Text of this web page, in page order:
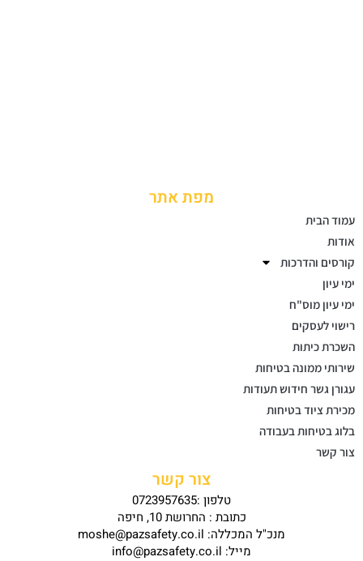
מפת אתר
עמוד הבית
אודות
קורסים והדרכות
ימי עיון
ימי עיון מוס"ח
רישוי לעסקים
השכרת כיתות
שירותי ממונה בטיחות
עגורן גשר חידוש תעודות
מכירת ציוד בטיחות
בלוג בטיחות בעבודה
צור קשר
צור קשר
טלפון :0723957635
כתובת : החרושת 10, חיפה
מנכ"ל המכללה: moshe@pazsafety.co.il
מייל: info@pazsafety.co.il